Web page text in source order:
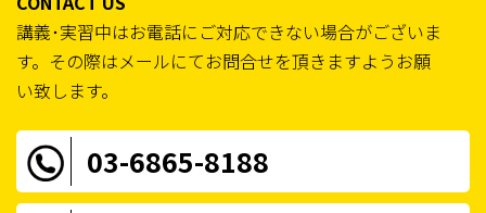
講義･実習中はお電話にご対応できない場合がございま
す。その際はメールにてお問合せを頂きますようお願
い致します。
03-6865-8188